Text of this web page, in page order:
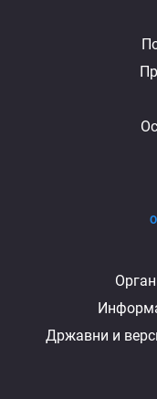
министарству
Државни и